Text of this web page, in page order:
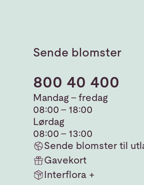
Sende blomster
800 40 400
Mandag - fredag
08:00 - 18:00
Lørdag
08:00 - 13:00
Sende blomster til
Gavekort
Interflora +